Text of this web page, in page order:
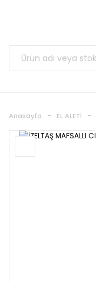
Anasayfa EL ALETİ